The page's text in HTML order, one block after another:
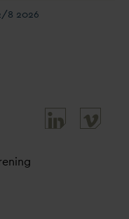
8 2026